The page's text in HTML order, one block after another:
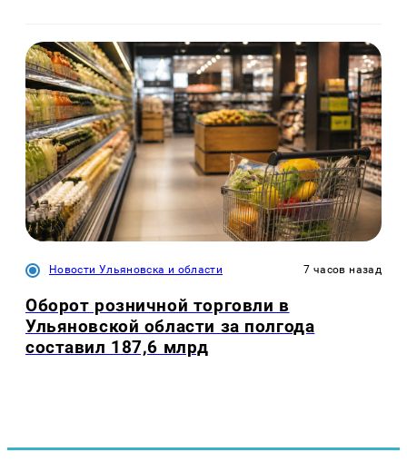
Новости Ульяновска и области 7 часов назад
Оборот розничной торговли в
Ульяновской области за полгода
составил 187,6 млрд